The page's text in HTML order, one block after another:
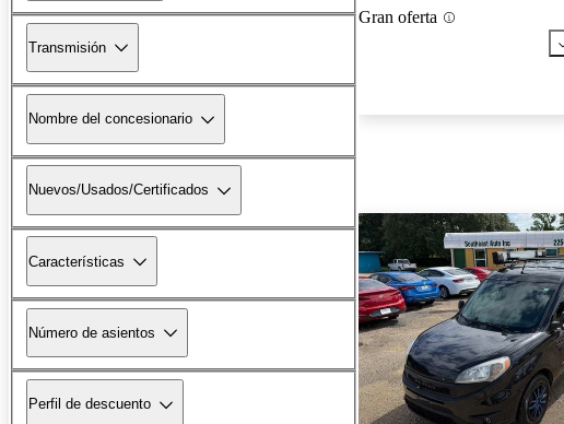
Transmisión
Nombre del concesionario
Nuevos/Usados/Certificados
Características
Número de asientos
Perfil de descuento
Gran oferta